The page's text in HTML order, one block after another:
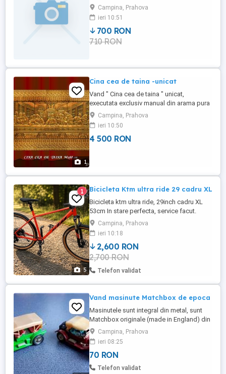
cu pictori celebrii straini . Ocazie unica la
un pret promotional . Cine doreste ma
poate contacta NUMAIi prin telefon : .
Campina, Prahova
ieri 10:51
700 RON
710 RON
1
Cina cea de taina -unicat
Vand " Cina cea de taina " unicat,
executata exclusiv manual din arama pura
99,9%{Italia} prin tehnica metaloplastie, cu
geam si protejata antioxidare in timp - cu
patina de vechime din argint
electrolitic.Sant artist plastic
Campina, Prahova
ieri 10:50
4 500 RON
5
1 Bicicleta Ktm ultra ride 29 cadru XL
Bicicleta ktm ultra ride, 29inch cadru XL
53cm In stare perfecta, service facut.
FURCĂ: Pe aer. Suntour XCR 32 Air LO DS
100mm SCHIMBĂTOR FAȚĂ: SRAM SX
Eagle 12speed MANETĂ SCHIMBĂTOR:
SRAM SX Eagle Trigger BRAȚ PEDALIER:
SRAM SX Eagle 34T CASETĂ PINIOANE:
SRAM PG-1210 EAGLE 11-50 LANȚ: SRAM
NX Eagle FRÂNE: ...
Campina, Prahova
ieri 10:18
2,600 RON
2,700 RON
Telefon validat
Vand masinute Matchbox de epoca
Masinutele sunt integral din metal, sunt
Matchbox originale (made in England) din
perioada anilor 1970. Sunt modele la
scara ale unor masini de epoca celebre.
Sunt in stare perfecta, fara zgarieturi sau
vopsea sarita. Au fost tinute in vitrina.
Pretul este pe bucata. Sunt mai mari decat
Campina, Prahova
ieri 08:25
70 RON
Telefon validat